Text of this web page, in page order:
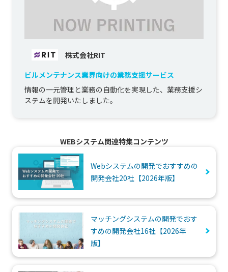
株式会社RIT
ビルメンテナンス業界向けの業務支援サービス
情報の一元管理と業務の自動化を実現した、業務支援シ
ステムを開発いたしました。
WEBシステム関連特集コンテンツ
Webシステムの開発でおすすめの
開発会社20社【2026年版】
マッチングシステムの開発でおす
すめの開発会社16社【2026年
版】